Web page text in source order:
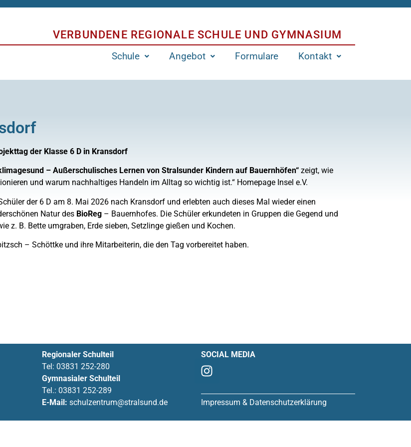
VERBUNDENE REGIONALE SCHULE UND GYMNASIUM
Schule Angebot Formulare Kontakt
der Klasse 6 D in Kransdorf
– Außerschulisches Lernen von Stralsunder Kindern auf Bauernhöfen“ zeigt, wie
und warum nachhaltiges Handeln im Alltag so wichtig ist.“ Homepage Insel e.V.
der 6 D am 8. Mai 2026 nach Kransdorf und erlebten auch dieses Mal wieder einen
Natur des BioReg – Bauernhofes. Die Schüler erkundeten in Gruppen die Gegend und
z. B. Bette umgraben, Erde sieben, Setzlinge gießen und Kochen.
– Schöttke und ihre Mitarbeiterin, die den Tag vorbereitet haben.
Regionaler Schulteil
Tel: 03831 252-280
Gymnasialer Schulteil
Tel.: 03831 252-289
E-Mail: schulzentrum@stralsund.de
SOCIAL MEDIA
Impressum & Datenschutzerklärung